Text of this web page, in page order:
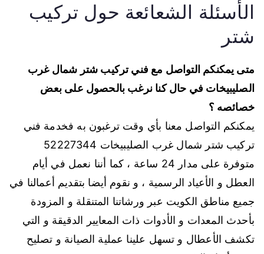
الأسئلة الشعائعة حول تركيب
شتر
متى يمكنكم التواصل مع فني تركيب شتر شمال غرب
الصليبيخات في حال كنا نرغب بالحصول على بعض
خصائصه ؟
يمكنكم التواصل معنا بأي وقت ترغبون به فخدمة فني
تركيب شتر شمال غرب الصليبيخات 52227344
متوفرة على مدار 24 ساعة ، كما أننا نعمل في أيام
العطل و الأعياد الرسمية ، و نقوم أيضا بتقديم أعمالنا في
جميع مناطق الكويت عبر ورشاتنا المتنقلة و المزودة
بأحدث المعدات و الأدوات ذات المعايير الدقيقة و التي
تكشف الأعطال و تسهل علينا عملية الصيانة و تصليح